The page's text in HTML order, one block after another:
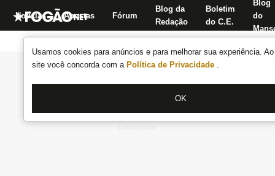
Usamos cookies para anúncios e para melhorar sua experiência.
site você concorda com a Política de Privacidade .
OK
Notícias Apostas Fórum
Blog da
Redação
Boletim
do C.E.
Blog
do